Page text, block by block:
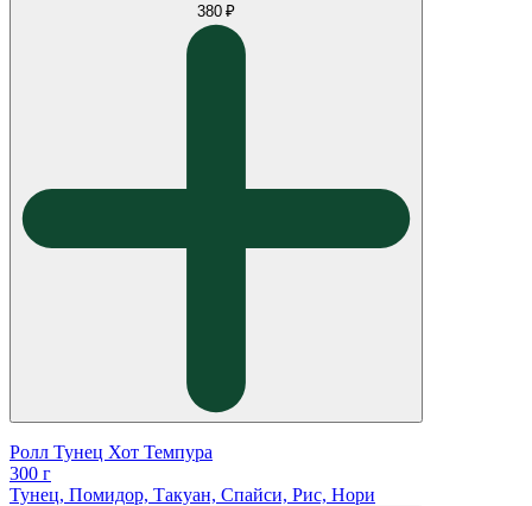
380 ₽
Ролл Тунец Хот Темпура
300 г
Тунец, Помидор, Такуан, Спайси, Рис, Нори